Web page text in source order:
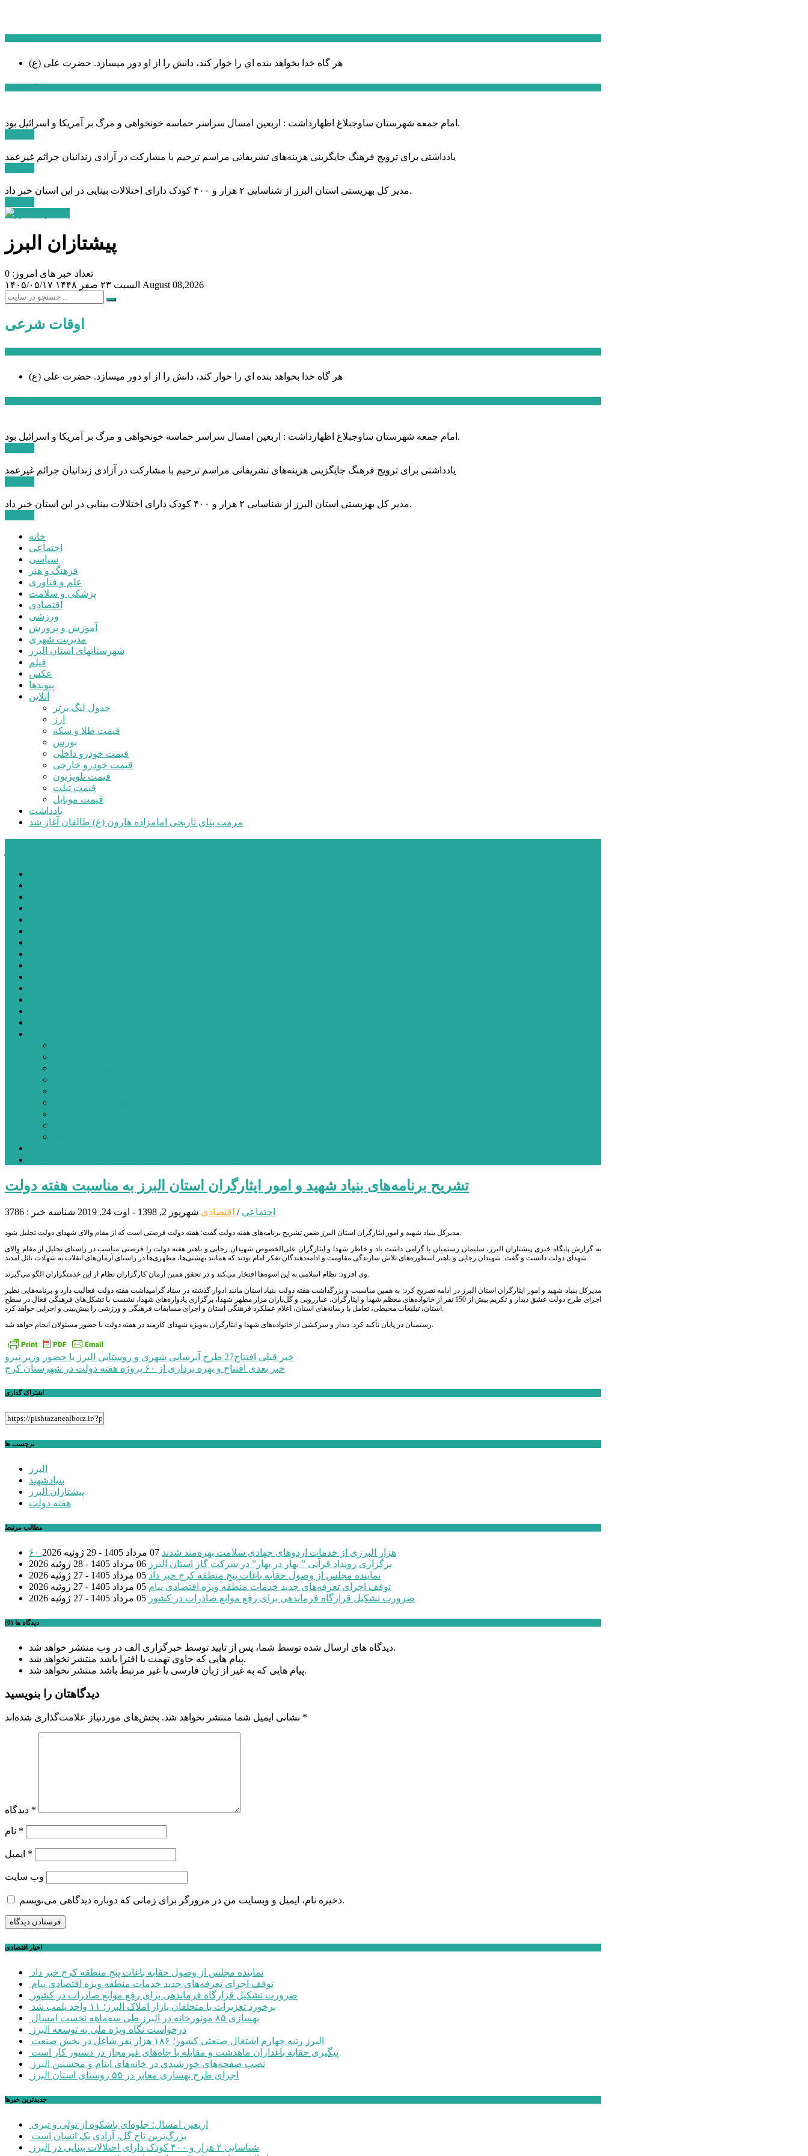
هر گاه خدا بخواهد بنده اي را خوار كند، دانش را از او دور میسازد. حضرت علی (ع)
امام جمعه شهرستان ساوجبلاغ اظهارداشت : اربعین امسال سراسر حماسه خونخواهی و مرگ بر آمریکا و اسرائیل بود.
یادداشتی برای ترویج فرهنگ جایگزینی هزینه‌های تشریفاتی مراسم ترحیم با مشارکت در آزادی زندانیان جرائم غیرعمد
مدیر کل بهزیستی استان البرز از شناسایی ۲ هزار و ۴۰۰ کودک دارای اختلالات بینایی در این استان خبر داد.
پیشتازان البرز
تعداد خبر های امروز: 0
۱۴۰۵/۰۵/۱۷
السبت ۲۳ صفر ۱۴۴۸ August 08,2026
اوقات شرعی
هر گاه خدا بخواهد بنده اي را خوار كند، دانش را از او دور میسازد. حضرت علی (ع)
امام جمعه شهرستان ساوجبلاغ اظهارداشت : اربعین امسال سراسر حماسه خونخواهی و مرگ بر آمریکا و اسرائیل بود.
یادداشتی برای ترویج فرهنگ جایگزینی هزینه‌های تشریفاتی مراسم ترحیم با مشارکت در آزادی زندانیان جرائم غیرعمد
مدیر کل بهزیستی استان البرز از شناسایی ۲ هزار و ۴۰۰ کودک دارای اختلالات بینایی در این استان خبر داد.
خانه
اجتماعی
سیاسی
فرهنگ و هنر
علم و فناوری
پزشکی و سلامت
اقتصادی
ورزشی
آموزش و پرورش
مدیریت شهری
شهرستانهای استان البرز
فیلم
عکس
پیوندها
آنلاین
جدول لیگ برتر
ارز
قیمت طلا و سکه
بورس
قیمت خودرو داخلی
قیمت خودرو خارجی
قیمت تلویزیون
قیمت تبلت
قیمت موبایل
یادداشت
مرمت بنای تاریخی امامزاده هارون (ع) طالقان آغاز شد
تشریح برنامه‌های بنیاد شهید و امور ایثارگران استان البرز به مناسبت هفته دولت
اجتماعی / اقتصادی شهریور 2, 1398 - اوت 24, 2019 شناسه خبر : 3786
مدیرکل بنیاد شهید و امور ایثارگران استان البرز ضمن تشریح برنامه‌های هفته دولت گفت: هفته دولت فرصتی است که از مقام والای شهدای دولت تجلیل شود.
به گزارش پایگاه خبری پیشتازان البرز، سلیمان رستمیان با گرامی داشت یاد و خاطر شهدا و ایثارگران علی‌الخصوص شهیدان رجایی و باهنر هفته دولت را فرصتی مناسب در راستای تجلیل از مقام والای
شهدای دولت دانست و گفت: شهیدان رجایی و باهنر اسطوره‌های تلاش سازندگی مقاومت و ادامه‌دهندگان تفکر امام بودند که همانند بهشتی‌ها، مطهری‌ها در راستای آرمان‌های انقلاب به شهادت نائل آمدند.
وی افزود: نظام اسلامی به این اسوه‌ها افتخار می‌کند و در تحقق همین آرمان کارگزاران نظام از این خدمتگزاران الگو می‌گیرند.
مدیرکل بنیاد شهید و امور ایثارگران استان البرز در ادامه تصریح کرد: به همین مناسبت و بزرگداشت هفته دولت بنیاد استان مانند ادوار گذشته در ستاد گرامیداشت هفته دولت فعالیت دارد و برنامه‌هایی نظیر
اجرای طرح دولت عشق دیدار و تکریم بیش از 150 نفر از خانواده‌های معظم شهدا و ایثارگران، غبارروبی و گل‌باران مزار مطهر شهدا، برگزاری یادواره‌های شهدا، نشست با تشکل‌های فرهنگی فعال در سطح
استان، تبلیغات محیطی، تعامل با رسانه‌های استان، اعلام عملکرد فرهنگی استان و اجرای مسابقات فرهنگی و ورزشی را پیش‌بینی و اجرایی خواهد کرد.
رستمیان در پایان تأکید کرد: دیدار و سرکشی از خانواده‌های شهدا و ایثارگران به‌ویژه شهدای کارمند در هفته دولت با حضور مسئولان انجام خواهد شد.
راهبری
نوشته
خبر قبلی افتتاح27 طرح آبرسانی شهری و روستایی البرز با حضور وزیر نیرو
خبر بعدی افتتاح و بهره برداری از ۶۰ پروژه هفته دولت در شهرستان کرج
اشتراک گذاری
برچسب ها
البرز
بنیادشهید
پیشتازان البرز
هفته دولت
مطالب مرتبط
۶۰ هزار البرزی از خدمات اردوهای جهادی سلامت بهره‌مند شدند 07 مرداد 1405 - 29 ژوئیه 2026
برگزاری رویداد قرآنی ” بهار در بهار” در شرکت گاز استان البرز 06 مرداد 1405 - 28 ژوئیه 2026
نماینده مجلس از وصول حقابه باغات پنج منطقه کرج خبر داد 05 مرداد 1405 - 27 ژوئیه 2026
توقف اجرای تعرفه‌های جدید خدمات منطقه ویژه اقتصادی پیام 05 مرداد 1405 - 27 ژوئیه 2026
ضرورت تشکیل قرارگاه فرماندهی برای رفع موانع صادرات در کشور 05 مرداد 1405 - 27 ژوئیه 2026
دیدگاه ها (0)
دیدگاه های ارسال شده توسط شما، پس از تایید توسط خبرگزاری الف در وب منتشر خواهد شد.
پیام هایی که حاوی تهمت یا افترا باشد منتشر نخواهد شد.
پیام هایی که به غیر از زبان فارسی یا غیر مرتبط باشد منتشر نخواهد شد.
دیدگاهتان را بنویسید
نشانی ایمیل شما منتشر نخواهد شد. *
*
*
*
وب‌ سایت
ذخیره نام، ایمیل و وبسایت من در مرورگر برای زمانی که دوباره دیدگاهی می‌نویسم.
اخبار اقتصادی
نماینده مجلس از وصول حقابه باغات پنج منطقه کرج خبر داد
توقف اجرای تعرفه‌های جدید خدمات منطقه ویژه اقتصادی پیام
ضرورت تشکیل قرارگاه فرماندهی برای رفع موانع صادرات در کشور
برخورد تعزیرات با متخلفان بازار املاک البرز؛ ۱۱ واحد پلمب شد
بهسازی ۸۵ موتورخانه در البرز طی سه‌ماهه نخست امسال
درخواست نگاه ویژه ملی به توسعه البرز
البرز رتبه چهارم اشتغال صنعتی کشور؛ ۱۸۶ هزار نفر شاغل در بخش صنعت
پیگیری حقابه باغداران ماهدشت و مقابله با چاه‌های غیرمجاز در دستور کار است
نصب صفحه‌های خورشیدی در خانه‌های ایتام و محسنین البرز
اجرای طرح بهسازی معابر در ۵۵ روستای استان البرز
جديدترين خبرها
اربعین امسال؛ جلوه‌ای باشکوه از تولی و تبری
بزرگ‌ترین تاج گل، آزادی یک انسان است
شناسایی ۲ هزار و ۴۰۰ کودک دارای اختلالات بینایی در البرز